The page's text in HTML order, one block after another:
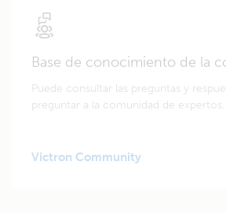
Base de conocimiento de la
Puede consultar las preguntas y
preguntar a la comunidad de expertos.
Victron Community